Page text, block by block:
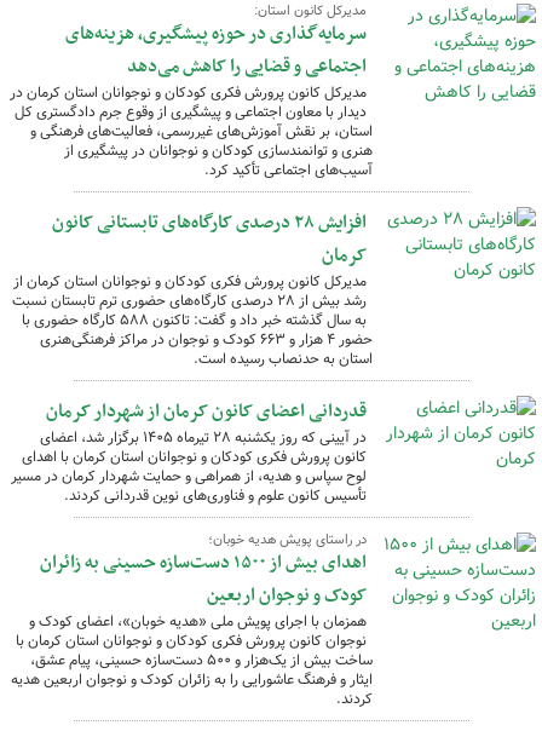
مدیرکل کانون استان:
سرمایه‌گذاری در حوزه پیشگیری، هزینه‌های
اجتماعی و قضایی را کاهش می‌دهد
مدیرکل کانون پرورش فکری کودکان و نوجوانان استان کرمان در
دیدار با معاون اجتماعی و پیشگیری از وقوع جرم دادگستری کل
استان، بر نقش آموزش‌های غیررسمی، فعالیت‌های فرهنگی و
هنری و توانمندسازی کودکان و نوجوانان در پیشگیری از
آسیب‌های اجتماعی تأکید کرد.
افزایش ۲۸ درصدی کارگاه‌های تابستانی کانون
کرمان
مدیرکل کانون پرورش فکری کودکان و نوجوانان استان کرمان از
رشد بیش از ۲۸ درصدی کارگاه‌های حضوری ترم تابستان نسبت
به سال گذشته خبر داد و گفت: تاکنون ۵۸۸ کارگاه حضوری با
حضور ۴ هزار و ۶۶۳ کودک و نوجوان در مراکز فرهنگی‌هنری
استان به حدنصاب رسیده است.
قدردانی اعضای کانون کرمان از شهردار کرمان
در آیینی که روز یکشنبه ۲۸ تیرماه ۱۴۰۵ برگزار شد، اعضای
کانون پرورش فکری کودکان و نوجوانان استان کرمان با اهدای
لوح سپاس و هدیه، از همراهی و حمایت شهردار کرمان در مسیر
تأسیس کانون علوم و فناوری‌های نوین قدردانی کردند.
در راستای پویش هدیه خوبان؛
اهدای بیش از ۱۵۰۰ دست‌سازه حسینی به زائران
کودک و نوجوان اربعین
همزمان با اجرای پویش ملی «هدیه خوبان»، اعضای کودک و
نوجوان کانون پرورش فکری کودکان و نوجوانان استان کرمان با
ساخت بیش از یک‌هزار و ۵۰۰ دست‌سازه حسینی، پیام عشق،
ایثار و فرهنگ عاشورایی را به زائران کودک و نوجوان اربعین هدیه
کردند.